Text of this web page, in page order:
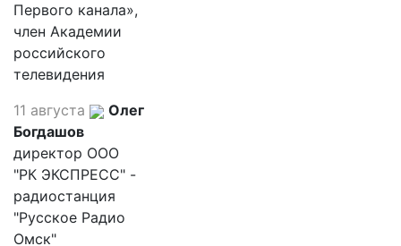
Первого канала»,
член Академии
российского
телевидения
11 августа
Олег
Богдашов
директор ООО
"РК ЭКСПРЕСС" -
радиостанция
"Русское Радио
Омск"